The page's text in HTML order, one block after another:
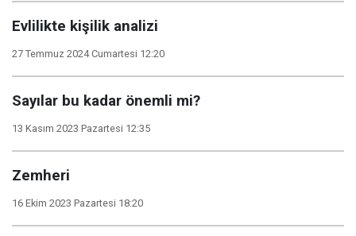
Evlilikte kişilik analizi
27 Temmuz 2024 Cumartesi 12:20
Sayılar bu kadar önemli mi?
13 Kasım 2023 Pazartesi 12:35
Zemheri
16 Ekim 2023 Pazartesi 18:20